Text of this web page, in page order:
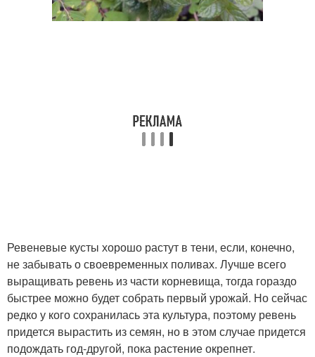
Ревеневые кусты хорошо растут в тени, если, конечно,
не забывать о своевременных поливах. Лучше всего
выращивать ревень из части корневища, тогда гораздо
быстрее можно будет собрать первый урожай. Но сейчас
редко у кого сохранилась эта культура, поэтому ревень
придется вырастить из семян, но в этом случае придется
подождать год-другой, пока растение окрепнет.